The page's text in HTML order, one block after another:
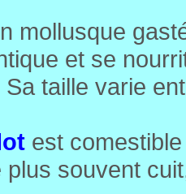
mollusque
et se
taille varie
est
plus souvent